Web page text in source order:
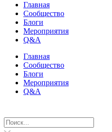
Главная
Сообщество
Блоги
Мероприятия
Q&A
Главная
Сообщество
Блоги
Мероприятия
Q&A